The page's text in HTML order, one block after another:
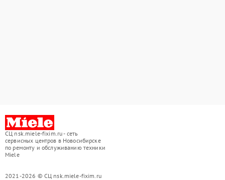
СЦ nsk.miele-fixim.ru - сеть
сервисных центров в Новосибирске
по ремонту и обслуживанию техники
Miele
2021-2026 © СЦ nsk.miele-fixim.ru